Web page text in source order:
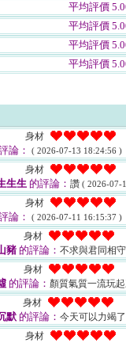
平均評價
平均評價
平均評價
平均評價
身材
論： ( 2026-07-13 18:24:56 )
身材
生生 的評論： 讚 ( 2026-07-
身材
論： ( 2026-07-11 16:15:37 )
身材
豬的評論： 不求與君同相
身材
的評論： 顏質氣質一流玩
身材
默 的評論： 今天可以力竭
身材